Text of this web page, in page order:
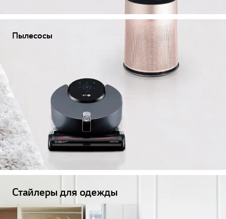
Пылесосы
Стайлеры для одежды